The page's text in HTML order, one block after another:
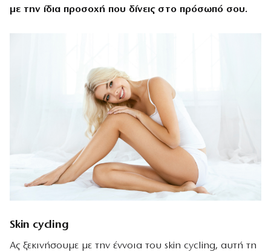
με την ίδια προσοχή που δίνεις στο πρόσωπό σου.
Skin cycling
Ας ξεκινήσουμε με την έννοια του skin cycling, αυτή τη